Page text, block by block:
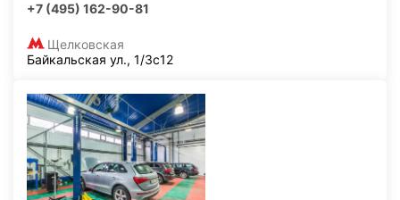
+7 (495) 162-90-81
Щелковская
Байкальская ул., 1/3с12